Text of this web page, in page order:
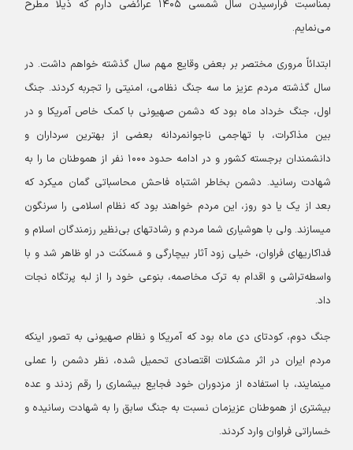
بمناسبت فرارسیدن سال شمسی ۱۴۰۵ عرائضی دارم که ذیلاً مطرح
می‌نمایم.
ابتدائاً مروری مختصر بر بعض وقایع مهم سال گذشته خواهم داشت. در
سال گذشته مردم عزیز ما سه جنگ نظامی، امنیتی را تجربه کردند. جنگ
اول، جنگ خرداد ماه بود که دشمن صهیونی با کمک خاص آمریکا و در
بین مذاکرات، با تهاجمی ناجوانمردانه بعضی از بهترین سرداران و
دانشمندان برجسته کشور و در ادامه حدود ۱۰۰۰ نفر از هموطنان ما را به
شهادت رسانید. دشمن بخاطر اشتباه فاحش محاسباتی گمان میکرد که
بعد از یک یا دو روز، این مردم خواهند بود که نظام اسلامی را سرنگون
میسازند. ولی با هوشیاری شما مردم و رشادتهای بی‌نظیر رزمندگان اسلام و
فداکاریهای فراوان، خیلی زود آثار بیچارگی و مَسکنَت در او ظاهر شد و با
واسطه‌تراشی و اقدام به ترک مخاصمه، بنوعی خود را از لبه پرتگاه نجات
داد.
جنگ دوم، کودتای دی ماه بود که آمریکا و نظام صهیونی به تصور اینکه
مردم ایران در اثر مشکلات اقتصادی تحمیل شده، نظر دشمن را عملی
مینمایند، با استفاده از مزدوران خود فجایع بیشماری را رقم زدند و عده
بیشتری از هموطنان عزیزمان نسبت به جنگ سابق را به شهادت رسانیده و
خساراتی فراوان وارد کردند.